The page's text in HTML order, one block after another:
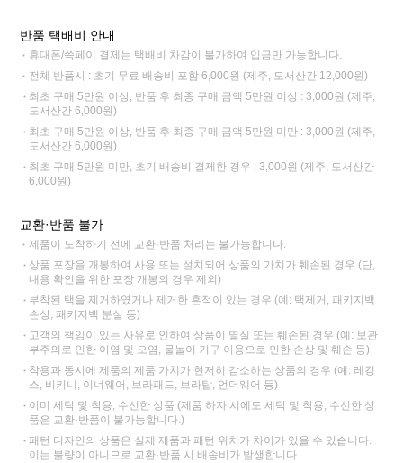
반품 택배비 안내
휴대폰/쓱페이 결제는 택배비 차감이 불가하여 입금만 가능합니다.
전체 반품시 : 초기 무료 배송비 포함 6,000원 (제주, 도서산간 12,000원)
최초 구매 5만원 이상, 반품 후 최종 구매 금액 5만원 이상 : 3,000원 (제주,
도서산간 6,000원)
최초 구매 5만원 이상, 반품 후 최종 구매 금액 5만원 미만 : 3,000원 (제주,
도서산간 6,000원)
최초 구매 5만원 미만, 초기 배송비 결제한 경우 : 3,000원 (제주, 도서산간
6,000원)
교환·반품 불가
제품이 도착하기 전에 교환·반품 처리는 불가능합니다.
상품 포장을 개봉하여 사용 또는 설치되어 상품의 가치가 훼손된 경우 (단,
내용 확인을 위한 포장 개봉의 경우 제외)
부착된 택을 제거하였거나 제거한 흔적이 있는 경우 (예: 택제거, 패키지백
손상, 패키지백 분실 등)
고객의 책임이 있는 사유로 인하여 상품이 멸실 또는 훼손된 경우 (예: 보관
부주의로 인한 이염 및 오염, 물놀이 기구 이용으로 인한 손상 및 훼손 등)
착용과 동시에 제품의 제품 가치가 현저히 감소하는 상품의 경우 (예: 레깅
스, 비키니, 이너웨어, 브라패드, 브라탑, 언더웨어 등)
이미 세탁 및 착용, 수선한 상품 (제품 하자 시에도 세탁 및 착용, 수선한 상
품은 교환·반품이 불가능합니다.)
패턴 디자인의 상품은 실제 제품과 패턴 위치가 차이가 있을 수 있습니다.
이는 불량이 아니므로 교환·반품 시 배송비가 발생합니다.